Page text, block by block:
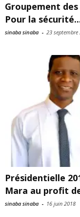
Groupement des
Pour la
sinaba sinaba - 23 septembre
Présidentielle
Mara au profit
sinaba sinaba - 16 juin 2018